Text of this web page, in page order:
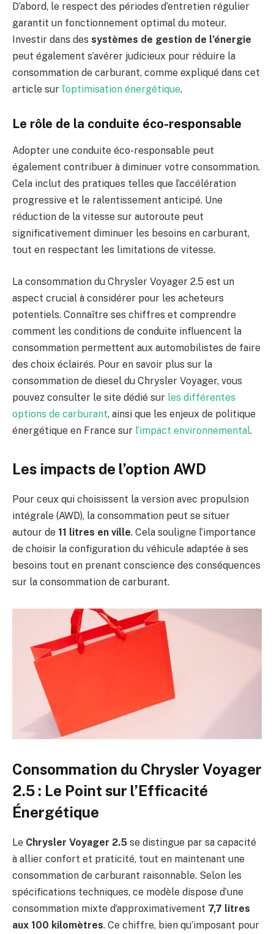
D’abord, le respect des périodes d’entretien régulier
garantit un fonctionnement optimal du moteur.
Investir dans des systèmes de gestion de l’énergie
peut également s’avérer judicieux pour réduire la
consommation de carburant, comme expliqué dans cet
article sur l’optimisation énergétique.
Le rôle de la conduite éco-responsable
Adopter une conduite éco-responsable peut
également contribuer à diminuer votre consommation.
Cela inclut des pratiques telles que l’accélération
progressive et le ralentissement anticipé. Une
réduction de la vitesse sur autoroute peut
significativement diminuer les besoins en carburant,
tout en respectant les limitations de vitesse.
La consommation du Chrysler Voyager 2.5 est un
aspect crucial à considérer pour les acheteurs
potentiels. Connaître ses chiffres et comprendre
comment les conditions de conduite influencent la
consommation permettent aux automobilistes de faire
des choix éclairés. Pour en savoir plus sur la
consommation de diesel du Chrysler Voyager, vous
pouvez consulter le site dédié sur les différentes
options de carburant, ainsi que les enjeux de politique
énergétique en France sur l’impact environnemental.
Les impacts de l’option AWD
Pour ceux qui choisissent la version avec propulsion
intégrale (AWD), la consommation peut se situer
autour de 11 litres en ville. Cela souligne l’importance
de choisir la configuration du véhicule adaptée à ses
besoins tout en prenant conscience des conséquences
sur la consommation de carburant.
Consommation du Chrysler Voyager
2.5 : Le Point sur l’Efficacité
Énergétique
Le Chrysler Voyager 2.5 se distingue par sa capacité
à allier confort et praticité, tout en maintenant une
consommation de carburant raisonnable. Selon les
spécifications techniques, ce modèle dispose d’une
consommation mixte d’approximativement 7,7 litres
aux 100 kilomètres. Ce chiffre, bien qu’imposant pour